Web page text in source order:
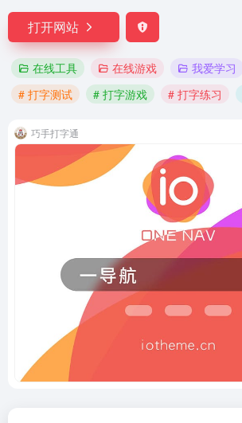
打开网站
在线工具 在线游戏 我爱学习
# 打字测试
# 打字游戏 # 打字练习
巧手打字通